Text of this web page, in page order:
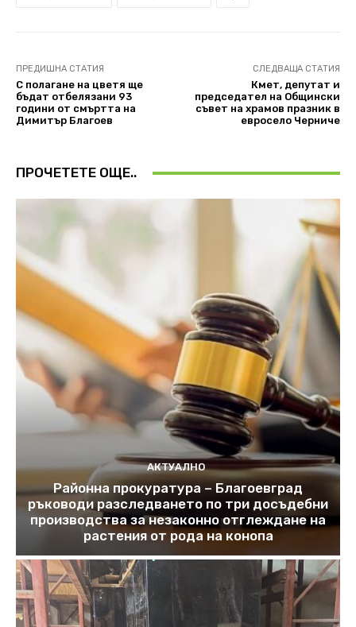
ПРЕДИШНА СТАТИЯ
С полагане на цветя ще
бъдат отбелязани 93
години от смъртта на
Димитър Благоев
СЛЕДВАЩА СТАТИЯ
Кмет, депутат и
председател на Общински
съвет на храмов празник в
евросело Черниче
ПРОЧЕТЕТЕ ОЩЕ..
АКТУАЛНО
Районна прокуратура – Благоевград
ръководи разследването по три досъдебни
производства за незаконно отглеждане на
растения от рода на конопа